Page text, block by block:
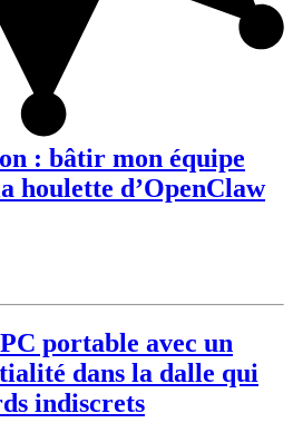
: bâtir mon équipe
houlette d’OpenClaw
portable avec un
dans la dalle qui
indiscrets